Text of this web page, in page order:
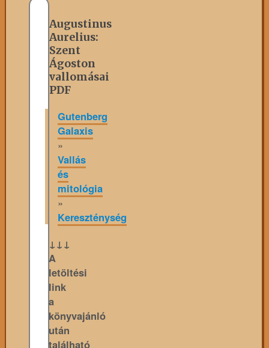
Augustinus
Aurelius:
Szent
Ágoston
vallomásai
PDF
Gutenberg
Galaxis
»
Vallás
és
mitológia
»
Kereszténység
↓↓↓
A
letöltési
link
a
könyvajánló
után
található